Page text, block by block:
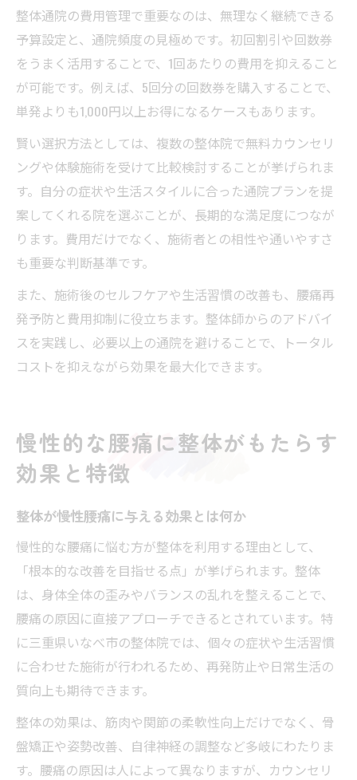
整体通院の費用管理で重要なのは、無理なく継続できる
予算設定と、通院頻度の見極めです。初回割引や回数券
をうまく活用することで、1回あたりの費用を抑えること
が可能です。例えば、5回分の回数券を購入することで、
単発よりも1,000円以上お得になるケースもあります。
賢い選択方法としては、複数の整体院で無料カウンセリ
ングや体験施術を受けて比較検討することが挙げられま
す。自分の症状や生活スタイルに合った通院プランを提
案してくれる院を選ぶことが、長期的な満足度につなが
ります。費用だけでなく、施術者との相性や通いやすさ
も重要な判断基準です。
また、施術後のセルフケアや生活習慣の改善も、腰痛再
発予防と費用抑制に役立ちます。整体師からのアドバイ
スを実践し、必要以上の通院を避けることで、トータル
コストを抑えながら効果を最大化できます。
慢性的な腰痛に整体がもたらす
効果と特徴
整体が慢性腰痛に与える効果とは何か
慢性的な腰痛に悩む方が整体を利用する理由として、
「根本的な改善を目指せる点」が挙げられます。整体
は、身体全体の歪みやバランスの乱れを整えることで、
腰痛の原因に直接アプローチできるとされています。特
に三重県いなべ市の整体院では、個々の症状や生活習慣
に合わせた施術が行われるため、再発防止や日常生活の
質向上も期待できます。
整体の効果は、筋肉や関節の柔軟性向上だけでなく、骨
盤矯正や姿勢改善、自律神経の調整など多岐にわたりま
す。腰痛の原因は人によって異なりますが、カウンセリ